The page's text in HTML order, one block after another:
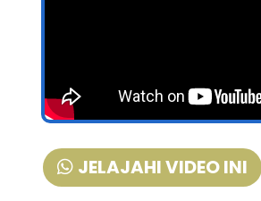
JELAJAHI VIDEO INI